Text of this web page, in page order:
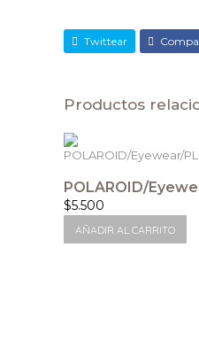
Twittear
Productos
POLAROID/
$5.500
AÑADIR AL CARRITO